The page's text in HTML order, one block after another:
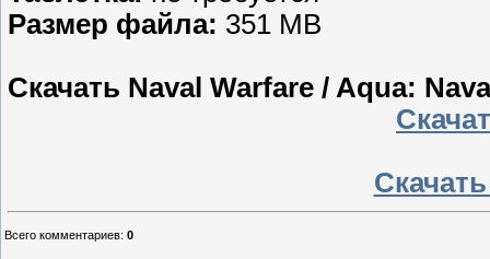
Размер файла: 351 MB
Скачать Naval Warfare / Aqua:
Всего комментариев: 0